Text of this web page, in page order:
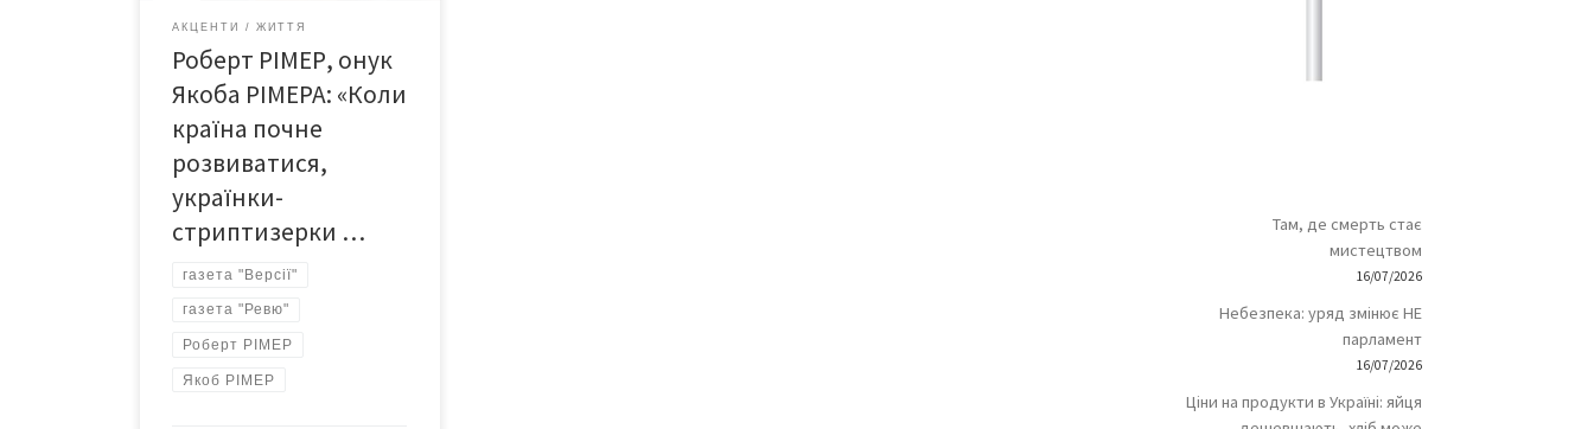
«Revue», що виходила в Чернівцях
1902 року. Швейцарець Роберт
Рімер все життя працював у
профспілках, захищаючи […]
АКЦЕНТИ ЖИТТЯ
Роберт РІМЕР, онук
Якоба РІМЕРА: «Коли
країна почне
розвиватися,
українки-
стриптизерки …
газета "Версії"
газета "Ревю"
Роберт РІМЕР
Якоб РІМЕР
Там, де смерть стає
мистецтвом
16/07/2026
Небезпека: уряд змінює НЕ
парламент
16/07/2026
Ціни на продукти в Україні: яйця